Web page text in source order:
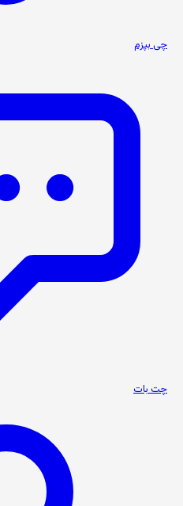
چی بپزم
چت بات